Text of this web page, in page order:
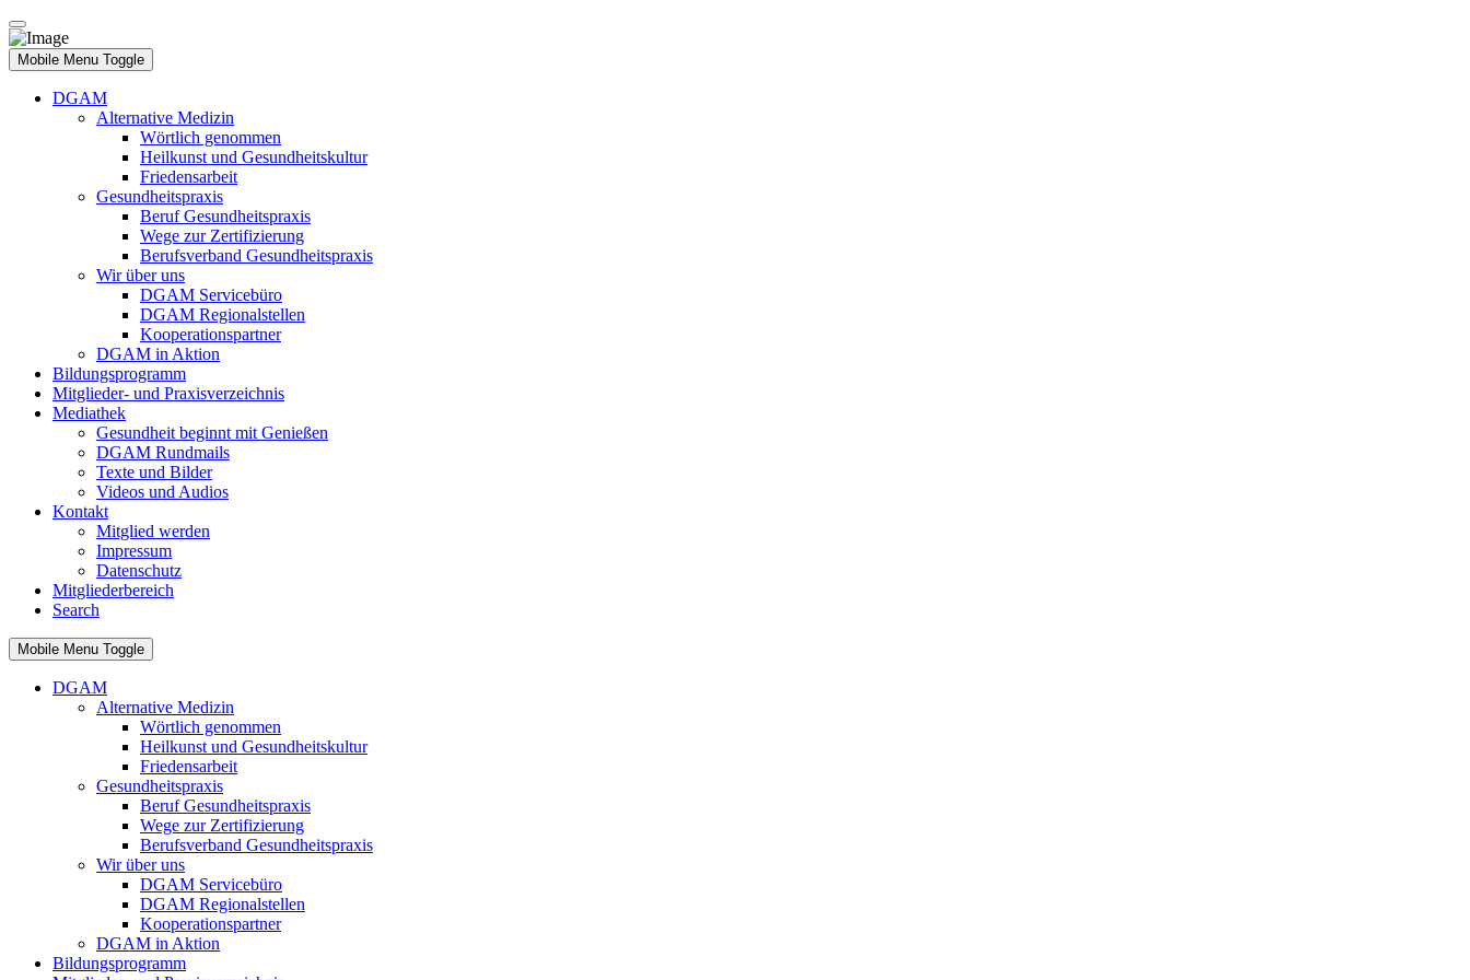
Mobile Menu Toggle
DGAM
Alternative Medizin
Wörtlich genommen
Heilkunst und Gesundheitskultur
Friedensarbeit
Gesundheitspraxis
Beruf Gesundheitspraxis
Wege zur Zertifizierung
Berufsverband Gesundheitspraxis
Wir über uns
DGAM Servicebüro
DGAM Regionalstellen
Kooperationspartner
DGAM in Aktion
Bildungsprogramm
Mitglieder- und Praxisverzeichnis
Mediathek
Gesundheit beginnt mit Genießen
DGAM Rundmails
Texte und Bilder
Videos und Audios
Kontakt
Mitglied werden
Impressum
Datenschutz
Mitgliederbereich
Search
Mobile Menu Toggle
DGAM
Alternative Medizin
Wörtlich genommen
Heilkunst und Gesundheitskultur
Friedensarbeit
Gesundheitspraxis
Beruf Gesundheitspraxis
Wege zur Zertifizierung
Berufsverband Gesundheitspraxis
Wir über uns
DGAM Servicebüro
DGAM Regionalstellen
Kooperationspartner
DGAM in Aktion
Bildungsprogramm